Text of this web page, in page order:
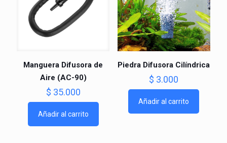
Manguera Difusora de
Aire (AC-90)
$ 35.000
Añadir al carrito
Piedra Difusora Cilíndrica
$ 3.000
Añadir al carrito